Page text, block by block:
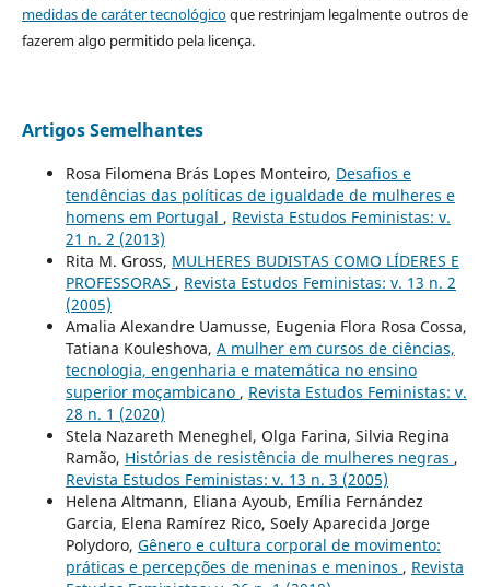
medidas de caráter tecnológicoque restrinjam legalmente outros de
fazerem algo permitido pela licença.
Artigos Semelhantes
Rosa Filomena Brás Lopes Monteiro, Desafios e
tendências das políticas de igualdade de mulheres e
homens em Portugal , Revista Estudos Feministas: v.
21 n. 2 (2013)
Rita M. Gross, MULHERES BUDISTAS COMO LÍDERES E
PROFESSORAS , Revista Estudos Feministas: v. 13 n. 2
(2005)
Amalia Alexandre Uamusse, Eugenia Flora Rosa Cossa,
Tatiana Kouleshova, A mulher em cursos de ciências,
tecnologia, engenharia e matemática no ensino
superior moçambicano , Revista Estudos Feministas: v.
28 n. 1 (2020)
Stela Nazareth Meneghel, Olga Farina, Silvia Regina
Ramão, Histórias de resistência de mulheres negras ,
Revista Estudos Feministas: v. 13 n. 3 (2005)
Helena Altmann, Eliana Ayoub, Emília Fernández
Garcia, Elena Ramírez Rico, Soely Aparecida Jorge
Polydoro, Gênero e cultura corporal de movimento:
práticas e percepções de meninas e meninos , Revista